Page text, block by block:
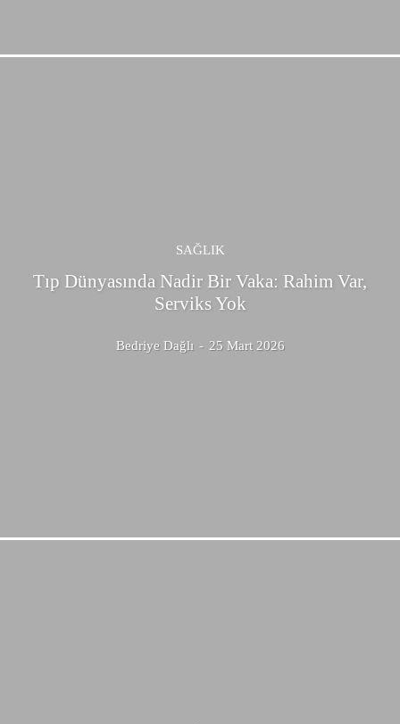
SAĞLIK
Tıp Dünyasında Nadir Bir Vaka: Rahim Var,
Serviks Yok
Bedriye Dağlı - 25 Mart 2026